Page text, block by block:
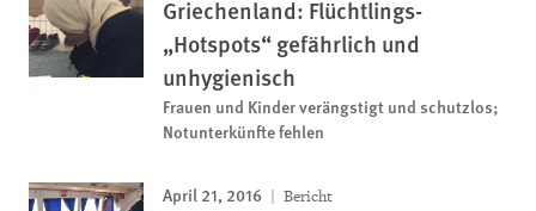
Griechenland: Flüchtlings-
„Hotspots“ gefährlich und
unhygienisch
Frauen und Kinder verängstigt und schutzlos;
Notunterkünfte fehlen
April 21, 2016 Bericht